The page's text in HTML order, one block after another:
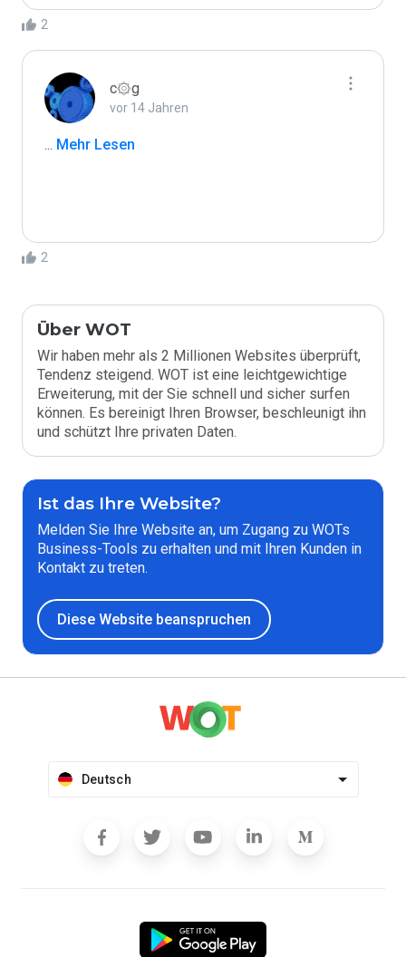
2
c۞g
vor 14 Jahren
... Mehr Lesen
2
Über WOT
Wir haben mehr als 2 Millionen Websites überprüft,
Tendenz steigend. WOT ist eine leichtgewichtige
Erweiterung, mit der Sie schnell und sicher surfen
können. Es bereinigt Ihren Browser, beschleunigt ihn
und schützt Ihre privaten Daten.
Ist das Ihre Website?
Melden Sie Ihre Website an, um Zugang zu WOTs
Business-Tools zu erhalten und mit Ihren Kunden in
Kontakt zu treten.
Diese Website beanspruchen
Deutsch